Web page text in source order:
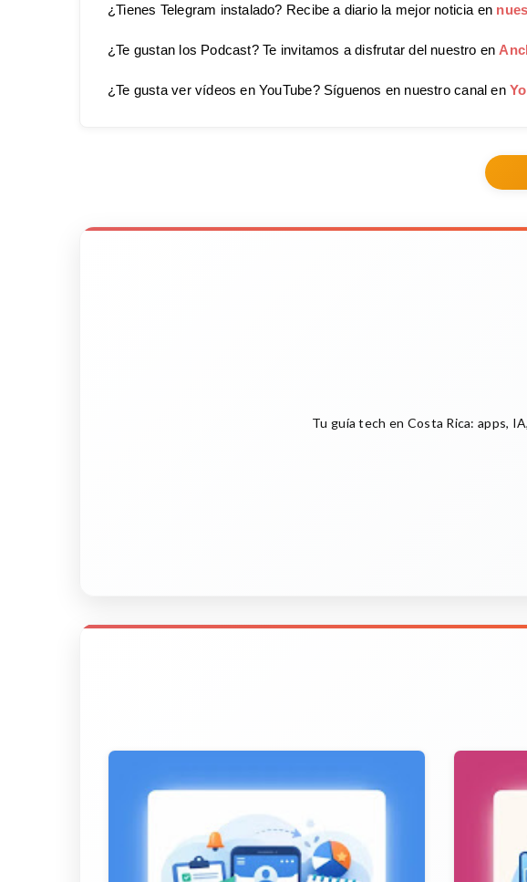
¿Tienes Telegram instalado? Recibe a diario la mejor noticia en
¿Te gustan los Podcast? Te invitamos a disfrutar del nuestro en
¿Te gusta ver vídeos en YouTube? Síguenos en nuestro canal en
Tu guía tech en Costa Rica: apps,